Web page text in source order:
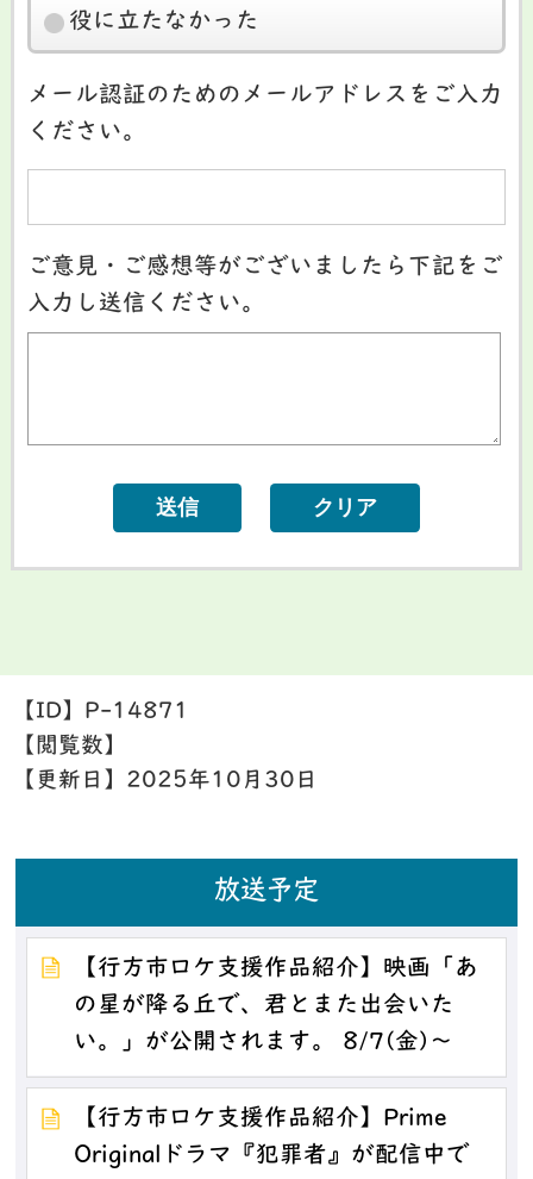
役に立たなかった
メール認証のためのメールアドレスをご入力
ください。
ご意見・ご感想等がございましたら下記をご
入力し送信ください。
【ID】 P-14871
【閲覧数】
【更新日】 2025年10月30日
放送予定
【行方市ロケ支援作品紹介】映画「あ
の星が降る丘で、君とまた出会いた
い。」が公開されます。 8/7(金)～
【行方市ロケ支援作品紹介】Prime
Originalドラマ『犯罪者』が配信中で